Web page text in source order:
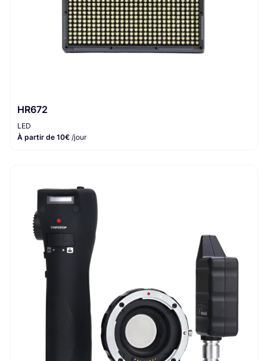
HR672
LED
À partir de 10€ /jour